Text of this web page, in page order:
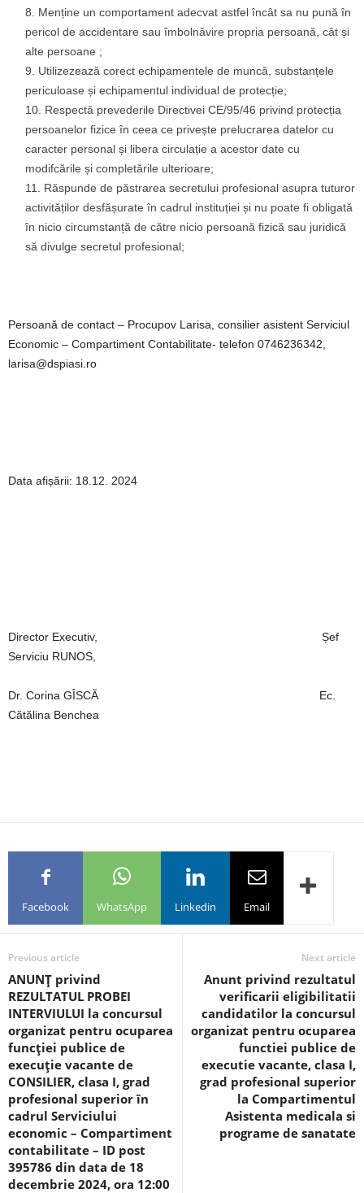
Menține un comportament adecvat astfel încât sa nu pună în
pericol de accidentare sau îmbolnăvire propria persoană, cât și
alte persoane ;
Utilizezează corect echipamentele de muncă, substanțele
periculoase și echipamentul individual de protecție;
Respectă prevederile Directivei CE/95/46 privind protecția
persoanelor fizice în ceea ce privește prelucrarea datelor cu
caracter personal și libera circulație a acestor date cu
modifcările și completările ulterioare;
Răspunde de păstrarea secretului profesional asupra tuturor
activităților desfășurate în cadrul instituției și nu poate fi obligată
în nicio circumstanță de către nicio persoană fizică sau juridică
să divulge secretul profesional;
Persoană de contact – Procupov Larisa, consilier asistent Serviciul
Economic – Compartiment Contabilitate- telefon 0746236342,
larisa@dspiasi.ro
Data afișării: 18.12. 2024
Director Executiv, Șef
Serviciu RUNOS,
Dr. Corina GÎSCĂ Ec.
Cătălina Benchea
Facebook WhatsApp Linkedin Email
Previous article
ANUNŢ privind
REZULTATUL PROBEI
INTERVIULUI la concursul
organizat pentru ocuparea
funcţiei publice de
execuţie vacante de
CONSILIER, clasa I, grad
profesional superior în
cadrul Serviciului
economic – Compartiment
contabilitate – ID post
395786 din data de 18
decembrie 2024, ora 12:00
Next article
Anunt privind rezultatul
verificarii eligibilitatii
candidatilor la concursul
organizat pentru ocuparea
functiei publice de
executie vacante, clasa I,
grad profesional superior
la Compartimentul
Asistenta medicala si
programe de sanatate